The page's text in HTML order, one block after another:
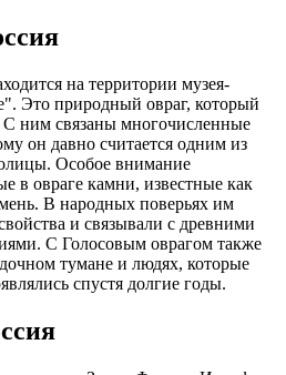
на территории музея-
Это природный овраг, который
С ним связаны многочисленные
он давно считается одним из
Особое внимание
в овраге камни, известные как
В народных поверьях им
и связывали с древними
С Голосовым оврагом также
тумане и людях, которые
спустя долгие годы.